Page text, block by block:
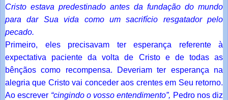
Cristo estava predestinado antes da fundação do mundo
para dar Sua vida como um sacrifício resgatador pelo
pecado.
Primeiro, eles precisavam ter esperança referente à
expectativa paciente da volta de Cristo e de todas as
bênçãos como recompensa. Deveriam ter esperança na
alegria que Cristo vai conceder aos crentes em Seu retorno.
Ao escrever “cingindo o vosso entendimento”, Pedro nos diz